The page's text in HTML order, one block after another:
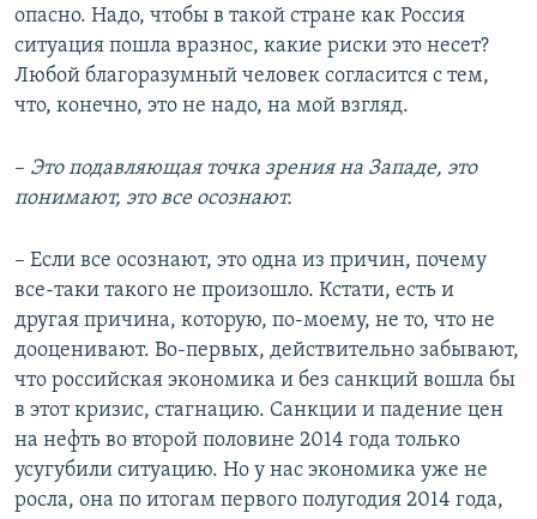
опасно. Надо, чтобы в такой стране как Россия
ситуация пошла вразнос, какие риски это несет?
Любой благоразумный человек согласится с тем,
что, конечно, это не надо, на мой взгляд.
– Это подавляющая точка зрения на Западе, это
понимают, это все осознают.
– Если все осознают, это одна из причин, почему
все-таки такого не произошло. Кстати, есть и
другая причина, которую, по-моему, не то, что не
дооценивают. Во-первых, действительно забывают,
что российская экономика и без санкций вошла бы
в этот кризис, стагнацию. Санкции и падение цен
на нефть во второй половине 2014 года только
усугубили ситуацию. Но у нас экономика уже не
росла, она по итогам первого полугодия 2014 года,